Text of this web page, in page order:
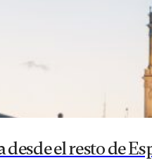
desde el resto de